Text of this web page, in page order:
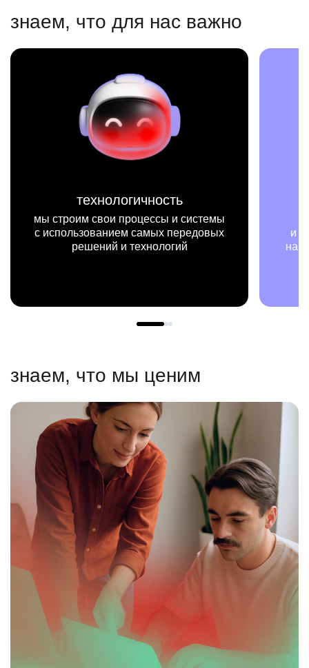
знаем, что для нас важно
миссия
мы на конкретных цифрах
и примерах видим, как результаты
нашей работы меняют жизни людей
знаем, что мы ценим